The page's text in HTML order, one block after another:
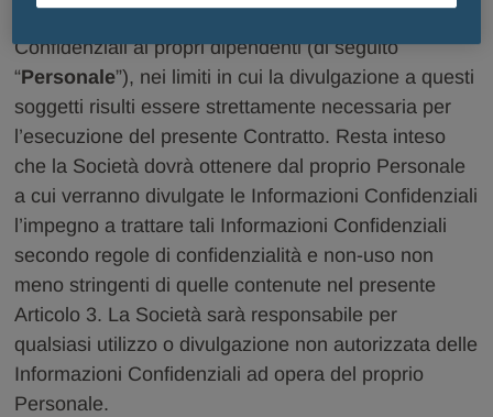
Confidenziali ai propri dipendenti (di seguito
“Personale”), nei limiti in cui la divulgazione a questi
soggetti risulti essere strettamente necessaria per
l’esecuzione del presente Contratto. Resta inteso
che la Società dovrà ottenere dal proprio Personale
a cui verranno divulgate le Informazioni Confidenziali
l’impegno a trattare tali Informazioni Confidenziali
secondo regole di confidenzialità e non-uso non
meno stringenti di quelle contenute nel presente
Articolo 3. La Società sarà responsabile per
qualsiasi utilizzo o divulgazione non autorizzata delle
Informazioni Confidenziali ad opera del proprio
Personale.